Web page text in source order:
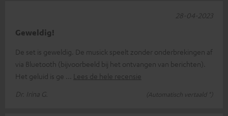
Geweldig!
De set is geweldig. De musick speelt zonder onderbrekingen af
via Bluetooth (bijvoorbeeld bij het ontvangen van berichten).
Het geluid is ge
Lees de hele recensie
Dr. Irina G.
(Automatisch vertaald *)
28-04-2023